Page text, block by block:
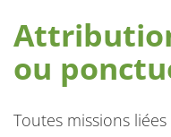
ou
Toutes missions